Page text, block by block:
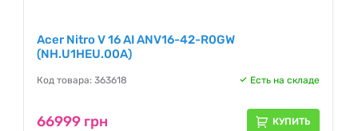
Acer Nitro V 16 AI ANV16-42-R0GW
(NH.U1HEU.00A)
Код товара: 363618 Есть на складе
66999 грн КУПИТЬ